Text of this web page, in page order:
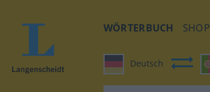
WÖRTERBUCH SHOP
Deutsch